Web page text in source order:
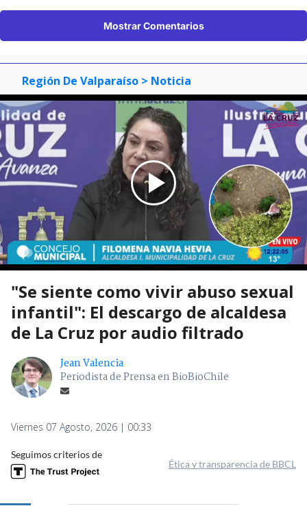
Mostrar Comentarios
Región De Valparaíso > Noticia
"Se siente como vivir abuso sexual
infantil": El descargo de alcaldesa
de La Cruz por audio filtrado
Jean Valencia
Periodista de Prensa en BioBioChile
Viernes 07 Agosto, 2026 | 00:33
Seguimos criterios de
Ética y transparencia de BBCL